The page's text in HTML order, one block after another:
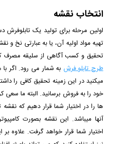
انتخاب نقشه
اولین مرحله برای تولید یک
تهیه مواد اولیه آن، یا به عبارتی نخ و
تحقیق و کسب آگاهی از سلیقه مصرف
طرح تابلو فرش به شمار می رود. اگر
میکنید در این زمینه تحقیق کافی را
خود را به فروش برسانید. البته ما سعی
ها را در اختیار شما قرار دهیم که
آنها میباشد. این نقشه بصورت
اختیار شما قرار خواهد گرفت. علاوه